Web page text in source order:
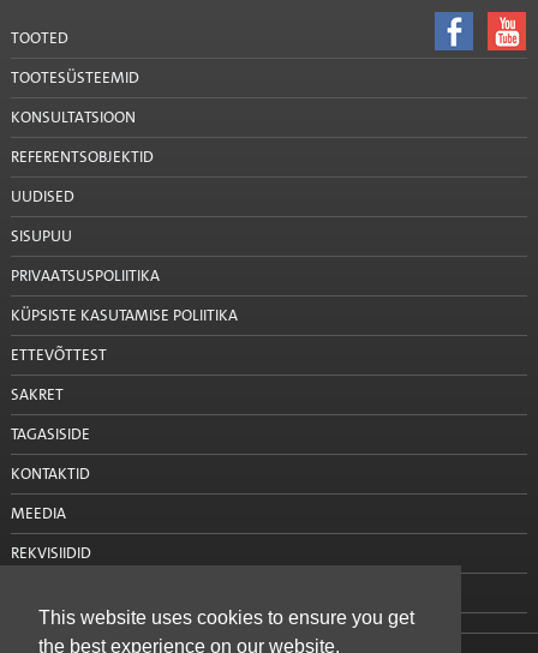
This website uses cookies to ensure you get
the best experience on our website.
TOOTED
TOOTESÜSTEEMID
KONSULTATSIOON
REFERENTSOBJEKTID
UUDISED
SISUPUU
PRIVAATSUSPOLIITIKA
KÜPSISTE KASUTAMISE POLIITIKA
ETTEVÕTTEST
SAKRET
TAGASISIDE
KONTAKTID
MEEDIA
REKVISIIDID